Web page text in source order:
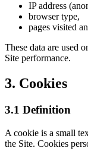
IP address
browser type,
pages visited
These data are used
Site performance.
3. Cookies
3.1 Definition
A cookie is a small
the Site. Cookies